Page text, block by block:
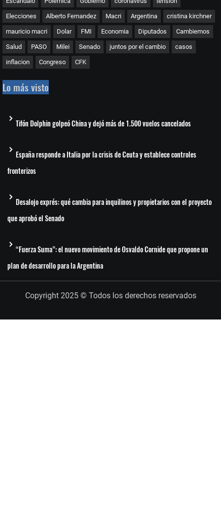
Elecciones Alberto Fernandez Macri Argentina cristina kirchner
mauricio macri Dolar FMI Economia Diputados Cambiemos
Salud PASO Milei Senado juntos por el cambio casos
inflacion Congreso CFK
Lo más visto
Tifón Dolphin golpeó China y dejó más de 1.500 vuelos cancelados
España responde a Italia por la crisis de Ceuta y establece controles
fronterizos
Desalojo exprés: qué cambia para inquilinos y propietarios con el proyecto
que aprobó el Senado
“Fuerza Suma”: el nuevo movimiento de Osvaldo Cornide que propone un
plan de desarrollo para la Argentina
Copyright 2025 © Todos los derechos reservados